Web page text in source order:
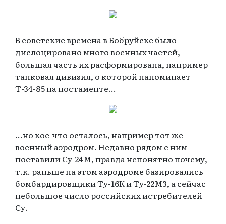
В советские времена в Бобруйске было
дислоцировано много военных частей,
большая часть их расформирована, например
танковая дивизия, о которой напоминает
Т-34-85 на постаменте...
...но кое-что осталось, например тот же
военный аэродром. Недавно рядом с ним
поставили Су-24М, правда непонятно почему,
т.к. раньше на этом аэродроме базировались
бомбардировщики Ту-16К и Ту-22М3, а сейчас
небольшое число российских истребителей
Су.